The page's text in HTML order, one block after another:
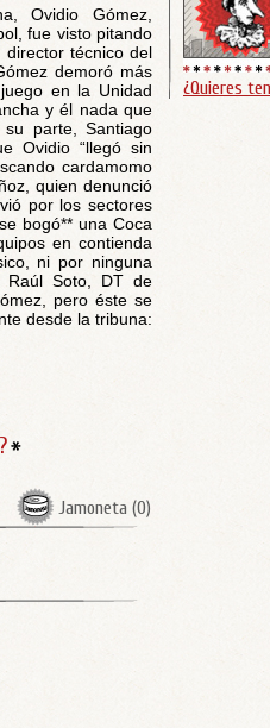
Ovidio Gómez,
fue visto pitando
técnico del
demoró más
en la Unidad
y él nada que
parte, Santiago
Ovidio “llegó sin
cardamomo
quien denunció
por los sectores
bogó** una Coca
en contienda
ni por ninguna
Raúl Soto, DT de
pero éste se
desde la tribuna:
Jamoneta (0)
¿Quieres